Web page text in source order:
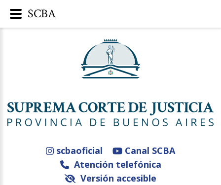
scbaoficial
Canal SCBA
Atención telefónica
Versión accesible
SCBA